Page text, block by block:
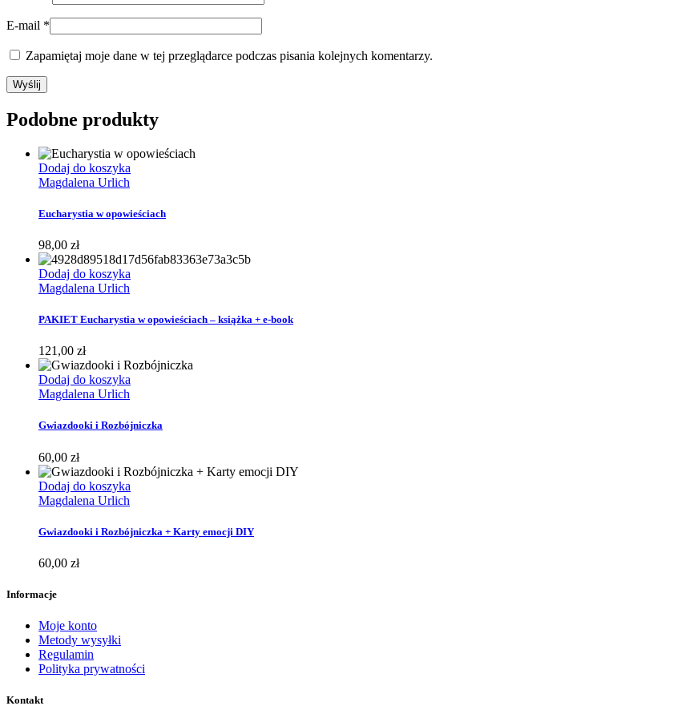
E-mail *
Zapamiętaj moje dane w tej przeglądarce podczas pisania kolejnych komentarzy.
Podobne produkty
Dodaj do koszyka
Magdalena Urlich
Eucharystia w opowieściach
98,00 zł
Dodaj do koszyka
Magdalena Urlich
PAKIET Eucharystia w opowieściach – książka + e-book
121,00 zł
Dodaj do koszyka
Magdalena Urlich
Gwiazdooki i Rozbójniczka
60,00 zł
Dodaj do koszyka
Magdalena Urlich
Gwiazdooki i Rozbójniczka + Karty emocji DIY
60,00 zł
Informacje
Moje konto
Metody wysyłki
Regulamin
Polityka prywatności
Kontakt